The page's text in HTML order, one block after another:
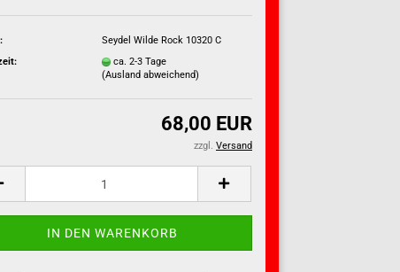
Seydel Wilde Rock 10320 C
ca. 2-3 Tage
(Ausland abweichend)
68,00 EUR
zzgl. Versand